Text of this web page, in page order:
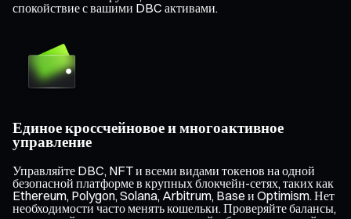
спокойствие с вашими DBC активами.
Единое кроссчейновое и многоактивное
управление
Управляйте DBC, NFT и всеми видами токенов на одной
безопасной платформе в крупных блокчейн-сетях, таких как
Ethereum, Polygon, Solana, Arbitrum, Base и Optimism. Нет
необходимости часто менять кошельки. Проверяйте балансы,